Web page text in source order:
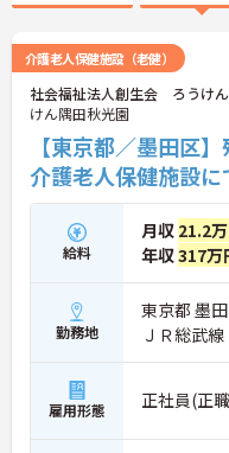
介護老人保健施設（老健）
社会福祉法人創生会 ろうけ
けん隅田秋光園
【東京都／墨田区
介護老人保健施設に
給料
月収 21.2
年収317万
勤務地
東京都 墨
ＪＲ総武
雇用形態 正社員(正